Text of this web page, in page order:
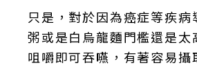
只是，對於因為癌症等疾
粥或是白烏龍麵門檻還是
咀嚼即可吞嚥，有著容易攝